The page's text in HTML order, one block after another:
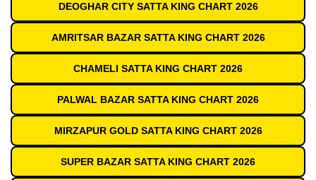
DEOGHAR CITY SATTA KING CHART 2026
AMRITSAR BAZAR SATTA KING CHART 2026
CHAMELI SATTA KING CHART 2026
PALWAL BAZAR SATTA KING CHART 2026
MIRZAPUR GOLD SATTA KING CHART 2026
SUPER BAZAR SATTA KING CHART 2026